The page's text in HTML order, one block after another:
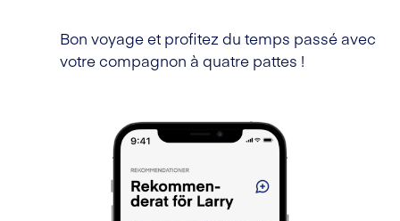
Bon voyage et profitez du temps passé avec
votre compagnon à quatre pattes !